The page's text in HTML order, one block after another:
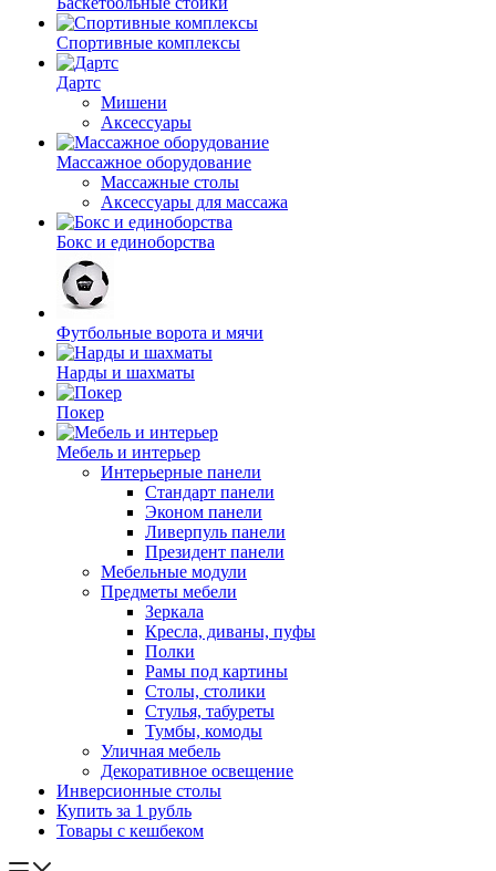
Спортивные комплексы
Дартс
Мишени
Аксессуары
Массажное оборудование
Массажные столы
Аксессуары для массажа
Бокс и единоборства
Футбольные ворота и мячи
Нарды и шахматы
Покер
Мебель и интерьер
Интерьерные панели
Стандарт панели
Эконом панели
Ливерпуль панели
Президент панели
Мебельные модули
Предметы мебели
Зеркала
Кресла, диваны, пуфы
Полки
Рамы под картины
Столы, столики
Стулья, табуреты
Тумбы, комоды
Уличная мебель
Декоративное освещение
Инверсионные столы
Купить за 1 рубль
Товары с кешбеком